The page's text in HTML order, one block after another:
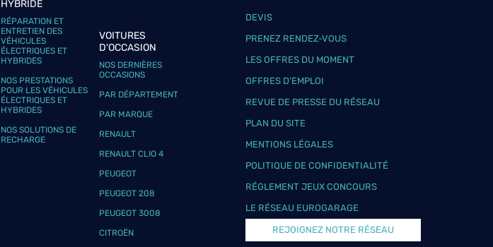
HYBRIDE
RÉPARATION ET
ENTRETIEN DES
VÉHICULES
ÉLECTRIQUES ET
HYBRIDES
NOS PRESTATIONS
POUR LES VÉHICULES
ÉLECTRIQUES ET
HYBRIDES
NOS SOLUTIONS DE
RECHARGE
VOITURES
D'OCCASION
NOS DERNIÈRES
OCCASIONS
PAR DÉPARTEMENT
PAR MARQUE
RENAULT
RENAULT CLIO 4
PEUGEOT
PEUGEOT 208
PEUGEOT 3008
CITROËN
DEVIS
PRENEZ RENDEZ-VOUS
LES OFFRES DU MOMENT
OFFRES D’EMPLOI
REVUE DE PRESSE DU RÉSEAU
PLAN DU SITE
MENTIONS LÉGALES
POLITIQUE DE CONFIDENTIALITÉ
RÉGLEMENT JEUX CONCOURS
LE RÉSEAU EUROGARAGE
REJOIGNEZ NOTRE RÉSEAU